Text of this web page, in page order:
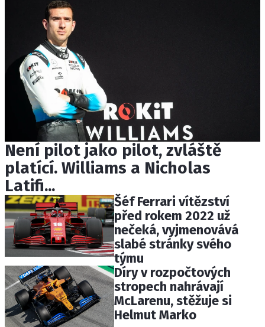
Není pilot jako pilot, zvláště
platící. Williams a Nicholas
Latifi...
Šéf Ferrari vítězství
před rokem 2022 už
nečeká, vyjmenovává
slabé stránky svého
týmu
Díry v rozpočtových
stropech nahrávají
McLarenu, stěžuje si
Helmut Marko